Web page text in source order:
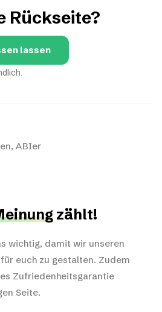
Rückseite?
lassen
, ABIer
zählt!
wichtig, damit wir unseren
euch zu gestalten. Zudem
Zufriedenheitsgarantie
Seite.